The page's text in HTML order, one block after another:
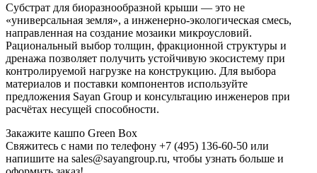
Субстрат для биоразнообразной крыши — это не
«универсальная земля», а инженерно-экологическая смесь,
направленная на создание мозаики микроусловий.
Рациональный выбор толщин, фракционной структуры и
дренажа позволяет получить устойчивую экосистему при
контролируемой нагрузке на конструкцию. Для выбора
материалов и поставки компонентов используйте
предложения Sayan Group и консультацию инженеров при
расчётах несущей способности.
Закажите кашпо Green Box
Свяжитесь с нами по телефону +7 (495) 136-60-50 или
напишите на sales@sayangroup.ru, чтобы узнать больше и